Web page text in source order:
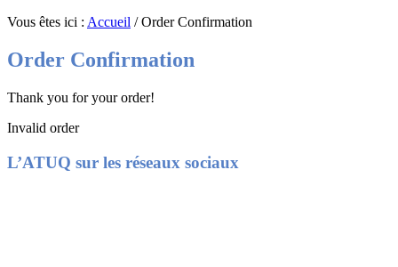
Vous êtes ici : Accueil /Order Confirmation
Order Confirmation
Thank you for your order!
Invalid order
Footer
L’ATUQ sur les réseaux sociaux